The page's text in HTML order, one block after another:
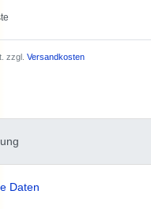
zzgl. Versandkosten
Daten